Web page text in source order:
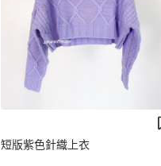
短版紫色針織上衣